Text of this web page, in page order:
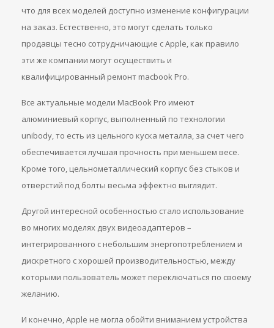
что для всех моделей доступно изменение конфигурации
на заказ. Естественно, это могут сделать только
продавцы тесно сотрудничающие с Apple, как правило
эти же компании могут осуществить и
квалифицированный ремонт macbook Pro.
Все актуальные модели MacBook Pro имеют
алюминиевый корпус, выполненный по технологии
unibody, то есть из цельного куска металла, за счет чего
обеспечивается лучшая прочность при меньшем весе.
Кроме того, цельнометаллический корпус без стыков и
отверстий под болты весьма эффектно выглядит.
Другой интересной особенностью стало использование
во многих моделях двух видеоадаптеров –
интегрированного с небольшим энергопотреблением и
дискретного с хорошей производительностью, между
которыми пользователь может переключаться по своему
желанию.
И конечно, Apple не могла обойти вниманием устройства